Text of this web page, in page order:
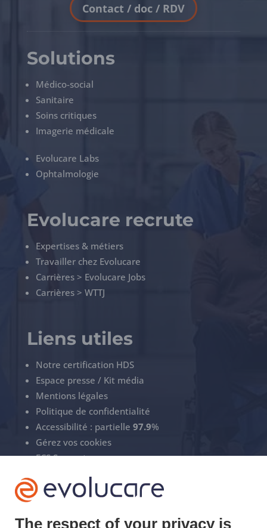
Contact / doc / RDV
Solutions
Médico-social
Sanitaire
Soins critiques
Imagerie médicale
Evolucare Labs
Ophtalmologie
Evolucare recrute
Expertises & métiers
Travailler chez Evolucare
Carrières > Evolucare Jobs
Carrières > WTTJ
Liens utiles
Notre certification HDS
Espace presse / Kit média
Mentions légales
Politique de confidentialité
Accessibilité : partielle 97.9%
Gérez vos cookies
ECS Support
The respect of your privacy is